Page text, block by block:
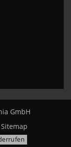
GmbH
Sitemap